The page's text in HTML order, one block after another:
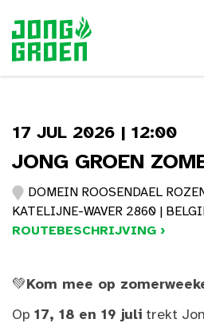
17 JUL 2026 | 12:00
JONG GROEN
DOMEIN ROOSENDAEL
KATELIJNE-WAVER 2860 |
ROUTEBESCHRIJVING ›
💚Kom mee op
Op 17, 18 en 19 juli trekt